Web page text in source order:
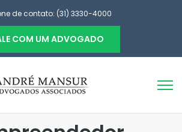
de contato: (31) 3330-4000
COM UM ADVOGADO